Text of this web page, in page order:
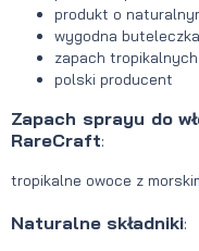
produkt o
wygodna
zapach
polski producent
Zapach sprayu do
RareCraft:
tropikalne owoce z
Naturalne składniki: